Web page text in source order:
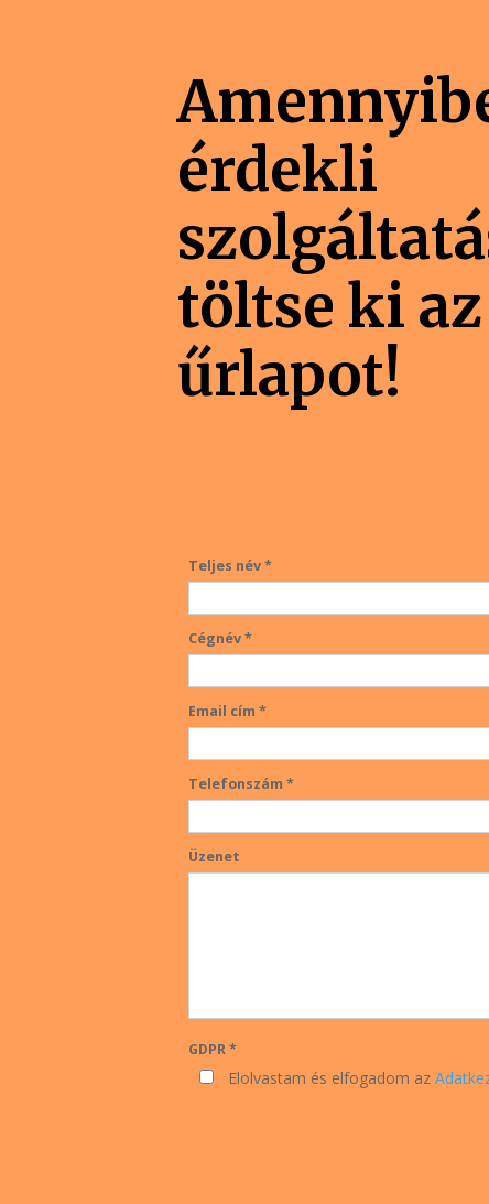
érdekli
töltse ki
űrlapot!
Teljes név *
Cégnév *
Email cím *
Telefonszám *
Üzenet
GDPR *
Elolvastam és elfogadom az